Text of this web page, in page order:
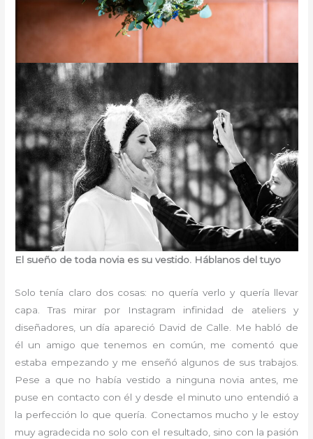
El sueño de toda novia es su vestido. Háblanos del tuyo
Solo tenía claro dos cosas: no quería verlo y quería llevar
capa. Tras mirar por Instagram infinidad de ateliers y
diseñadores, un día apareció David de Calle. Me habló de
él un amigo que tenemos en común, me comentó que
estaba empezando y me enseñó algunos de sus trabajos.
Pese a que no había vestido a ninguna novia antes, me
puse en contacto con él y desde el minuto uno entendió a
la perfección lo que quería. Conectamos mucho y le estoy
muy agradecida no solo con el resultado, sino con la pasión